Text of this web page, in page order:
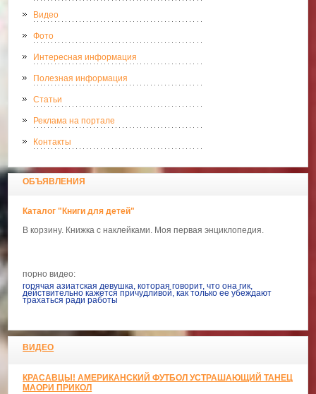
Видео
Фото
Интересная информация
Полезная информация
Статьи
Реклама на портале
Контакты
ОБЪЯВЛЕНИЯ
Каталог "Книги для детей"
В корзину. Книжка с наклейками. Моя первая энциклопедия.
порно видео:
горячая азиатская девушка, которая говорит, что она гик,
действительно кажется причудливой, как только ее убеждают
трахаться ради работы
ВИДЕО
КРАСАВЦЫ! АМЕРИКАНСКИЙ ФУТБОЛ УСТРАШАЮЩИЙ ТАНЕЦ
МАОРИ ПРИКОЛ